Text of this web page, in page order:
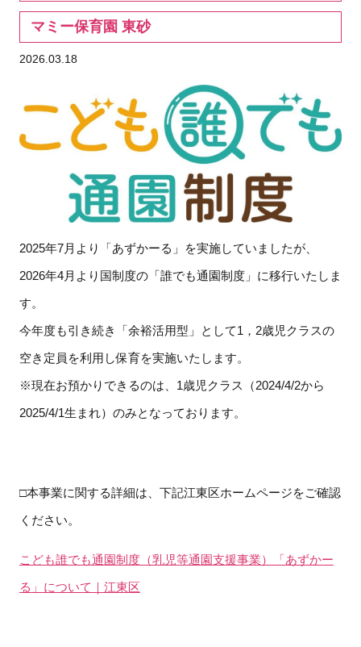
マミー保育園 東砂
2026.03.18
2025年7月より「あずかーる」を実施していましたが、
2026年4月より国制度の「誰でも通園制度」に移行いたしま
す。
今年度も引き続き「余裕活用型」として1，2歳児クラスの
空き定員を利用し保育を実施いたします。
※現在お預かりできるのは、1歳児クラス（2024/4/2から
2025/4/1生まれ）のみとなっております。
□本事業に関する詳細は、下記江東区ホームページをご確認
ください。
こども誰でも通園制度（乳児等通園支援事業）「あずかー
る」について｜江東区